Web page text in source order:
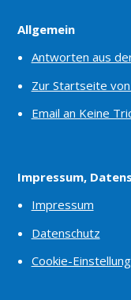
Allgemein
Antworten aus
Zur Startseite
Email an Keine
Impressum,
Impressum
Datenschutz
Cookie-